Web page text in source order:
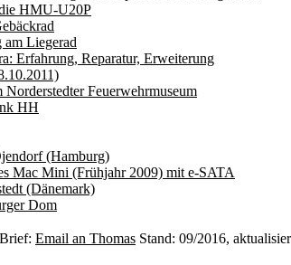
HMU-U20P
am Liegerad
Erfahrung, Reparatur, Erweiterung
Feuerwehrmuseum
HH
(Hamburg)
Mac Mini (Frühjahr 2009) mit e-SATA
(Dänemark)
Dom
Email an Thomas Stand: 09/2016,